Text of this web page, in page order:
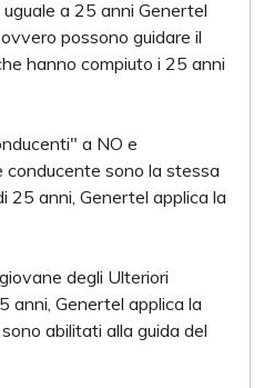
a 25 anni Genertel
possono guidare il
hanno compiuto i 25 anni
a NO e
sono la stessa
25 anni, Genertel applica la
degli Ulteriori
anni, Genertel applica la
abilitati alla guida del